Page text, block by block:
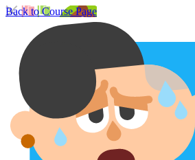
Back to Course Page